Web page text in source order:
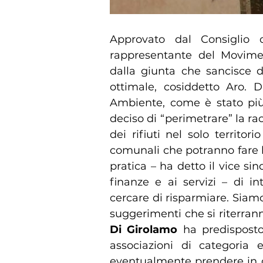
Approvato dal Consiglio
rappresentante del
dalla giunta che sancisce
ottimale, cosiddetto Aro.
Ambiente, come è stato
deciso di “perimetrare” la
dei rifiuti nel solo
comunali che potranno fare
pratica – ha detto il vice
finanze e ai servizi – di
cercare di risparmiare.
suggerimenti che si
Di Girolamo ha
associazioni di categoria